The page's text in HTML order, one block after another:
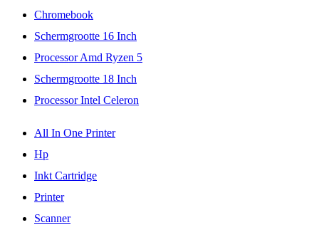
Chromebook
Schermgrootte 16 Inch
Processor Amd Ryzen 5
Schermgrootte 18 Inch
Processor Intel Celeron
All In One Printer
Hp
Inkt Cartridge
Printer
Scanner